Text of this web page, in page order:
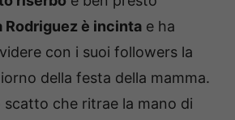
Rodriguez è incinta e ha
con i suoi followers la
della festa della mamma.
scatto che ritrae la mano di